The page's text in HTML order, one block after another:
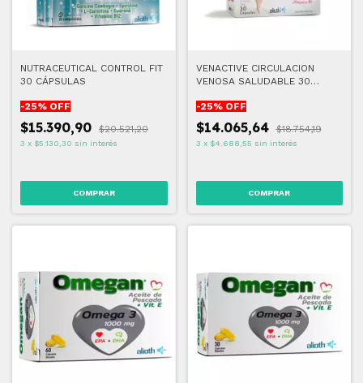
NUTRACEUTICAL CONTROL FIT
30 CÁPSULAS
-25% OFF
$15.390,90 $20.521,20
3 x $5.130,30 sin interés
VENACTIVE CIRCULACION
VENOSA SALUDABLE 30
-25% OFF
$14.065,64 $18.754,19
3 x $4.688,55 sin interés